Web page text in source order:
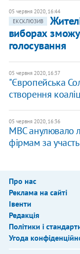
05 червня 2020, 16:44
ЕКСКЛЮЗИВ
виборах
голосування
05 червня 2020, 16:37
"Європейська
створення
05 червня 2020, 16:36
МВС анулювало
фірмам за
Про нас
Реклама на сайті
Івенти
Редакція
Політики і
Угода